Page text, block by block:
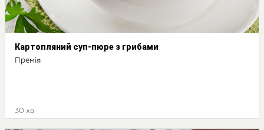
Картопляний суп-пюре з грибами
Премія
30 хв